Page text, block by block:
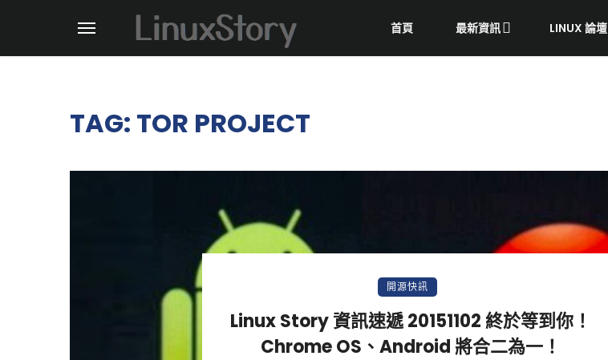
首頁 最新資訊 LINUX 論壇
TAG: TOR PROJECT
開源快訊
Linux Story 資訊速遞 20151102 終於等到你！
Chrome OS、Android 將合二為一！